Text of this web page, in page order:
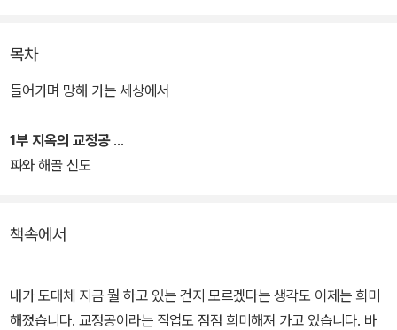
각각 세대도 분야도 다른 저자들이 쓴 ‘일기들’은 세 권을 함께 읽을
회로이니, 구체적인 연결은 책장을 넘기는 사람의 손끝에서 드러날
것이다. 2022년 『철학책 독서 모임』으로 시작해 3만 부 판매를 기록
목차
들어가며 망해 가는 세상에서
1부 지옥의 교정공
피와 해골 신도
책속에서
내가 도대체 지금 뭘 하고 있는 건지 모르겠다는 생각도 이제는 희미
해졌습니다. 교정공이라는 직업도 점점 희미해져 가고 있습니다. 바